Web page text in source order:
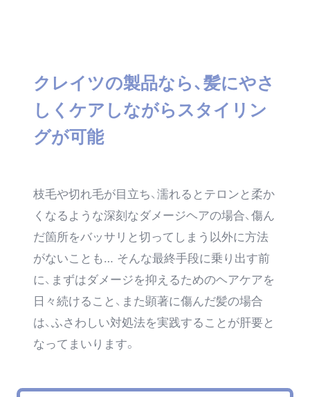
クレイツの製品なら、髪にやさ
しくケアしながらスタイリン
グが可能
枝毛や切れ毛が目立ち、濡れるとテロンと柔か
くなるような深刻なダメージヘアの場合、傷ん
だ箇所をバッサリと切ってしまう以外に方法
がないことも… そんな最終手段に乗り出す前
に、まずはダメージを抑えるためのヘアケアを
日々続けること、また顕著に傷んだ髪の場合
は、ふさわしい対処法を実践することが肝要と
なってまいります。